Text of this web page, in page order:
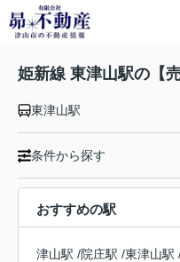
姫新線 東津山駅の【
東津山駅
条件から探す
おすすめの駅
津山駅 /院庄駅 /東津山駅